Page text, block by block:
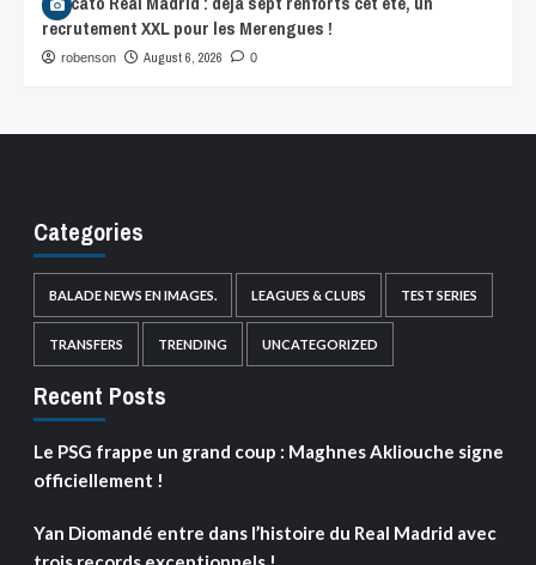
recrutement XXL pour les Merengues !
robenson August 6, 2026 0
Categories
BALADE NEWS EN IMAGES. LEAGUES & CLUBS TEST SERIES
TRANSFERS TRENDING UNCATEGORIZED
Recent Posts
Le PSG frappe un grand coup : Maghnes Akliouche signe
officiellement !
Yan Diomandé entre dans l’histoire du Real Madrid avec